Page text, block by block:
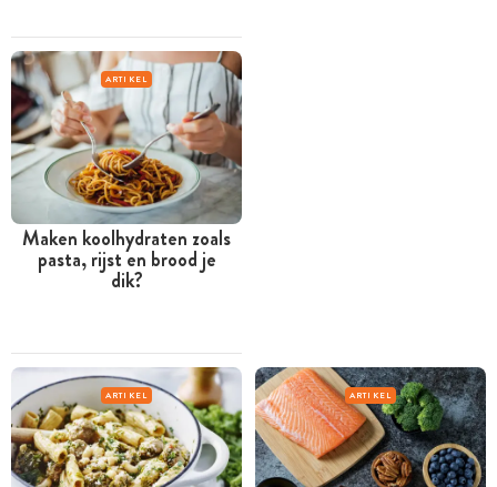
ARTIKEL
Maken koolhydraten zoals
pasta, rijst en brood je
dik?
ARTIKEL ARTIKEL